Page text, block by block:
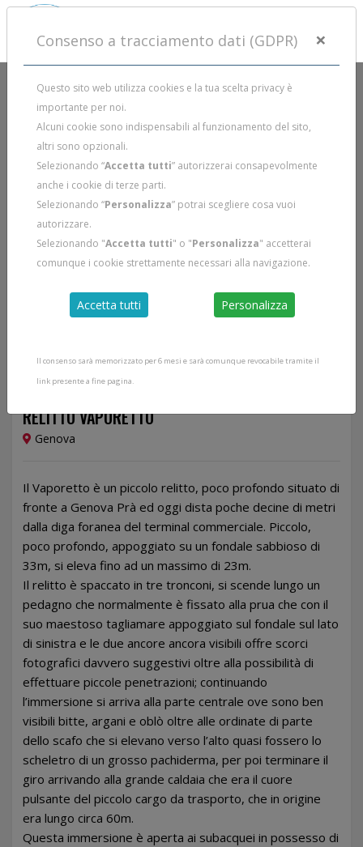
RELITTO VAPORETTO
Genova
Il Vaporetto è un piccolo relitto, poco profondo situato di
fronte a Genova Prà ed oggi dista poche decine di metri
dalla diga foranea del terminal commerciale. Piccolo,
poco profondo, appoggiato su un fondale sabbioso di
33m, si eleva fino ad un massimo di 23m.
Il relitto è spaccato in tre tronconi, si scende lungo un
pedagno che normalmente è fissato alla prua che con il
suo maestoso tagliamare appoggiato sul fondale sul lato
di sinistra e le due ancore ancora visibili offre scorci
fotografici davvero suggestivi oltre alla possibilità di
effettuare piccole penetrazioni; continuando
l’immersione si arriva alla parte centrale ove sono ben
visibili bitte, argani e oblò oltre alle ordinate di parte
dello scafo che si elevano verso l’alto quasi fossero lo
scheletro di un grosso pachiderma, per poi terminare il
giro arrivando alla grande caldaia che era il cuore
pulsante del piccolo cargo da trasporto, che in origine
era lungo circa 60m.
Questa immersione è aperta ai subacquei in possesso di
Consenso a tracciamento dati (GDPR) ×
Questo sito web utilizza cookies e la tua scelta privacy è
importante per noi.
Alcuni cookie sono indispensabili al funzionamento del sito,
altri sono opzionali.
Selezionando “Accetta tutti” autorizzerai consapevolmente
anche i cookie di terze parti.
Selezionando “Personalizza” potrai scegliere cosa vuoi
autorizzare.
Selezionando "Accetta tutti" o "Personalizza" accetterai
comunque i cookie strettamente necessari alla navigazione.
Accetta tutti Personalizza
Il consenso sarà memorizzato per 6 mesi e sarà comunque revocabile tramite il
link presente a fine pagina.